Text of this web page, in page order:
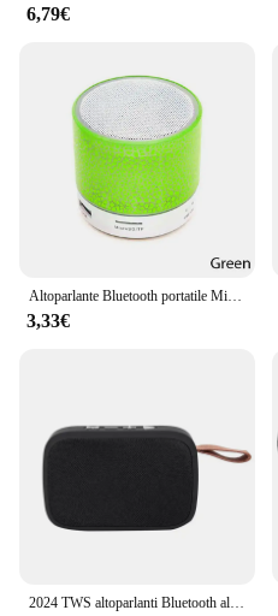
6,79€
Altoparlante Bluetooth portatile Mini altoparlante Wireless scheda TF LED colorata Subwoofer USB colonna audio musicale MP3 per tutti gli smartphone
3,33€
2024 TWS altoparlanti Bluetooth altoparlante portatile Oxford da esterno colonna Wireless lettore musicale Stereo 3D Surround Hifi Sound Box